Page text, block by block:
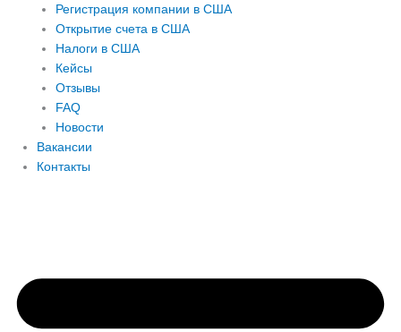
Регистрация компании в США
Открытие счета в США
Налоги в США
Кейсы
Отзывы
FAQ
Новости
Вакансии
Контакты